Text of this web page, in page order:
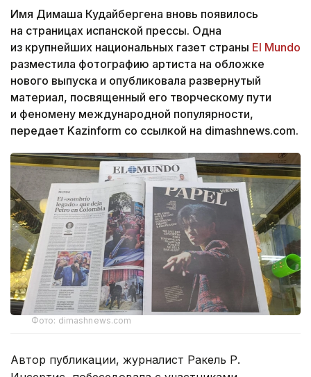
Имя Димаша Кудайбергена вновь появилось
на страницах испанской прессы. Одна
из крупнейших национальных газет страны El Mundo
разместила фотографию артиста на обложке
нового выпуска и опубликовала развернутый
материал, посвященный его творческому пути
и феномену международной популярности,
передает Kazinform со ссылкой на dimashnews.com.
Фото: dimashnews.com
Автор публикации, журналист Ракель Р.